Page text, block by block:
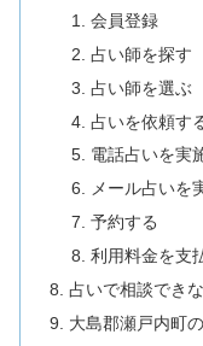
会員登録
占い師を探す
占い師を選ぶ
占いを依頼す
電話占いを実
メール占いを
予約する
利用料金を支
占いで相談でき
大島郡瀬戸内町